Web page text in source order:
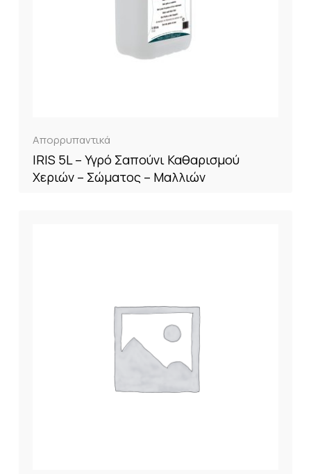
Απορρυπαντικά
IRIS 5L – Υγρό Σαπούνι Καθαρισμού
Χεριών – Σώματος – Μαλλιών